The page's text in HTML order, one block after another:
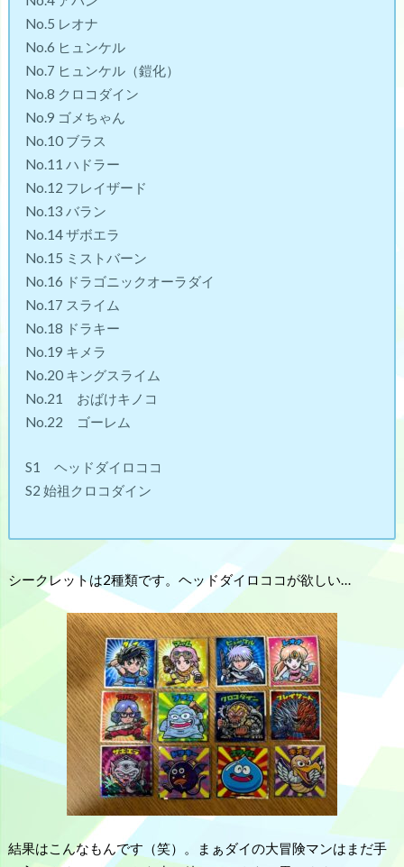
No.5 レオナ
No.6 ヒュンケル
No.7 ヒュンケル（鎧化）
No.8 クロコダイン
No.9 ゴメちゃん
No.10 ブラス
No.11 ハドラー
No.12 フレイザード
No.13 バラン
No.14 ザボエラ
No.15 ミストバーン
No.16 ドラゴニックオーラダイ
No.17 スライム
No.18 ドラキー
No.19 キメラ
No.20 キングスライム
No.21 おばけキノコ
No.22 ゴーレム
S1 ヘッドダイロココ
S2 始祖クロコダイン
シークレットは2種類です。ヘッドダイロココが欲しい…
結果はこんなもんです（笑）。まぁダイの大冒険マンはまだ手